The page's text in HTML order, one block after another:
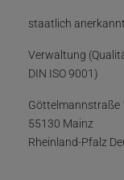
staatlich
Verwaltung
DIN ISO 9001)
Göttelmannstraße
55130 Mainz
Rheinland-Pfalz